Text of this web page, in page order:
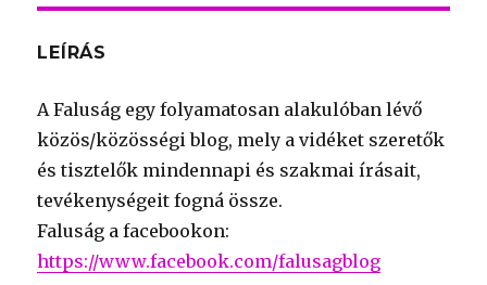
LEÍRÁS
A Faluság egy folyamatosan alakulóban lévő
közös/közösségi blog, mely a vidéket szeretők
és tisztelők mindennapi és szakmai írásait,
tevékenységeit fogná össze.
Faluság a facebookon:
https://www.facebook.com/falusagblog